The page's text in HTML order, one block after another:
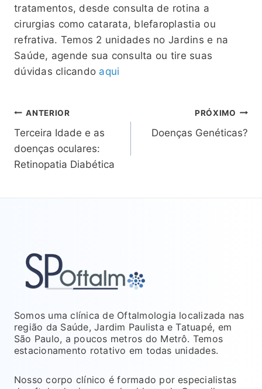
tratamentos, desde consulta de rotina a
cirurgias como catarata, blefaroplastia ou
refrativa. Temos 2 unidades no Jardins e na
Saúde, agende sua consulta ou tire suas
dúvidas clicando aqui
Navegação
de
Post
ANTERIOR
Terceira Idade e as
doenças oculares:
Retinopatia Diabética
PRÓXIMO
Doenças Genéticas?
Somos uma clínica de Oftalmologia localizada nas
região da Saúde, Jardim Paulista e Tatuapé, em
São Paulo, a poucos metros do Metrô. Temos
estacionamento rotativo em todas unidades.
Nosso corpo clínico é formado por especialistas